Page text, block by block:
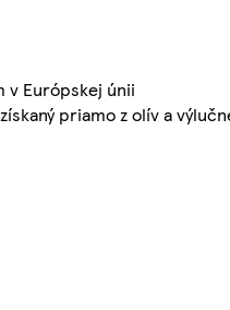
v Európskej únii
priamo z olív a